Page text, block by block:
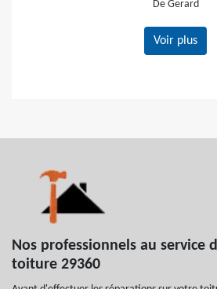
Voir plus
Nos professionnels au service
toiture 29360